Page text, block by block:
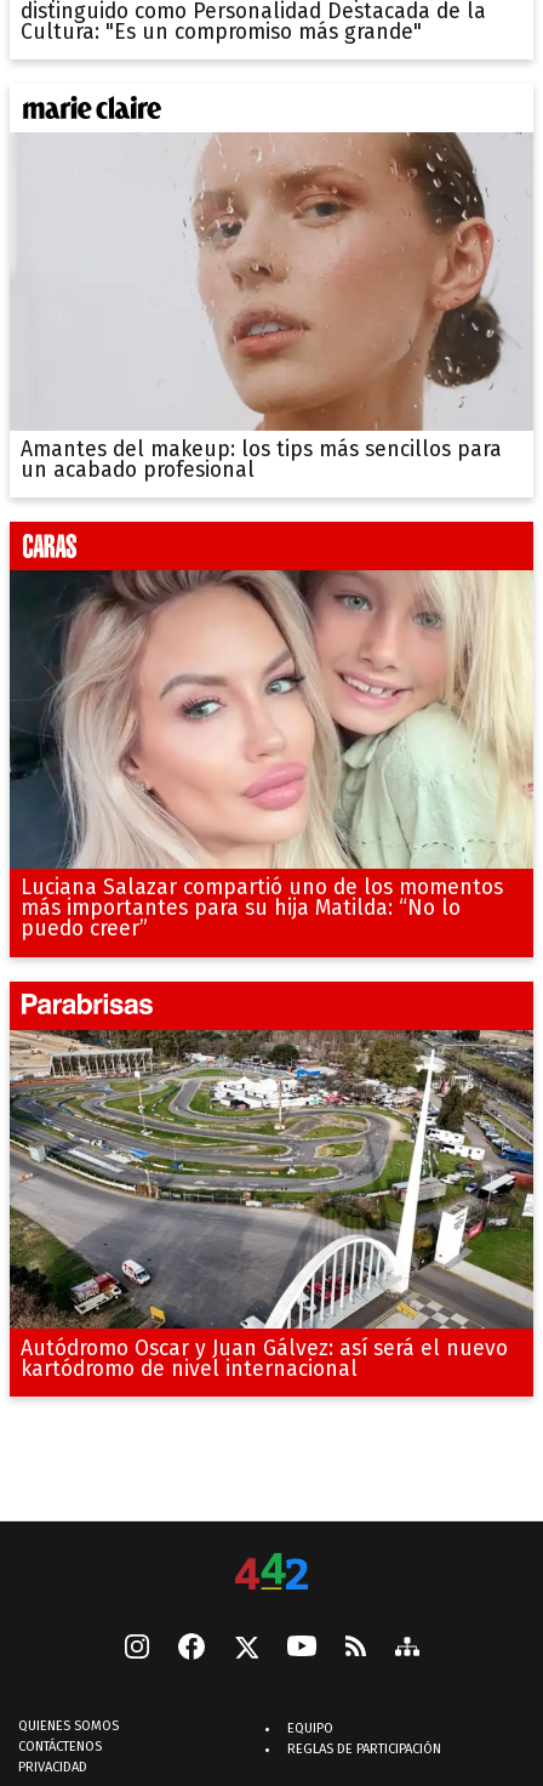
distinguido como Personalidad Destacada de la
Cultura: "Es un compromiso más grande"
Amantes del makeup: los tips más sencillos para
un acabado profesional
Luciana Salazar compartió uno de los momentos
más importantes para su hija Matilda: “No lo
puedo creer”
Autódromo Oscar y Juan Gálvez: así será el nuevo
kartódromo de nivel internacional
QUIENES SOMOS
CONTÁCTENOS
PRIVACIDAD
EQUIPO
REGLAS DE PARTICIPACIÓN